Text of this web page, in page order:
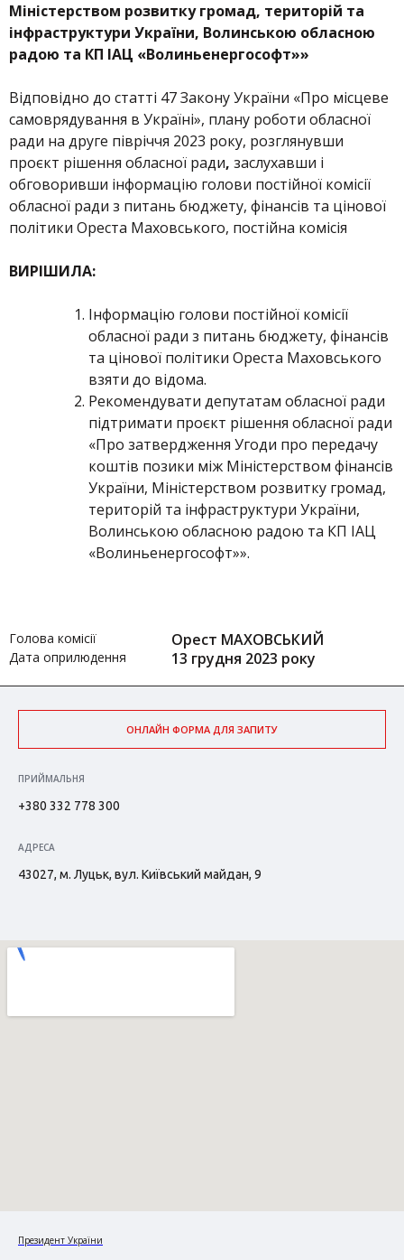
Міністерством розвитку громад, територій та
інфраструктури України, Волинською обласною
радою та КП ІАЦ «Волиньенергософт»»
Відповідно до статті 47 Закону України «Про місцеве
самоврядування в Україні», плану роботи обласної
ради на друге півріччя 2023 року, розглянувши
проєкт рішення обласної ради, заслухавши і
обговоривши інформацію голови постійної комісії
обласної ради з питань бюджету, фінансів та цінової
політики Ореста Маховського, постійна комісія
ВИРІШИЛА:
Інформацію голови постійної комісії
обласної ради з питань бюджету, фінансів
та цінової політики Ореста Маховського
взяти до відома.
Рекомендувати депутатам обласної ради
підтримати проєкт рішення обласної ради
«Про затвердження Угоди про передачу
коштів позики між Міністерством фінансів
України, Міністерством розвитку громад,
територій та інфраструктури України,
Волинською обласною радою та КП ІАЦ
«Волиньенергософт»».
Голова комісії Орест МАХОВСЬКИЙ
Дата оприлюдення 13 грудня 2023 року
ОНЛАЙН ФОРМА ДЛЯ ЗАПИТУ
ПРИЙМАЛЬНЯ
+380 332 778 300
АДРЕСА
43027, м. Луцьк, вул. Київський майдан, 9
Президент України